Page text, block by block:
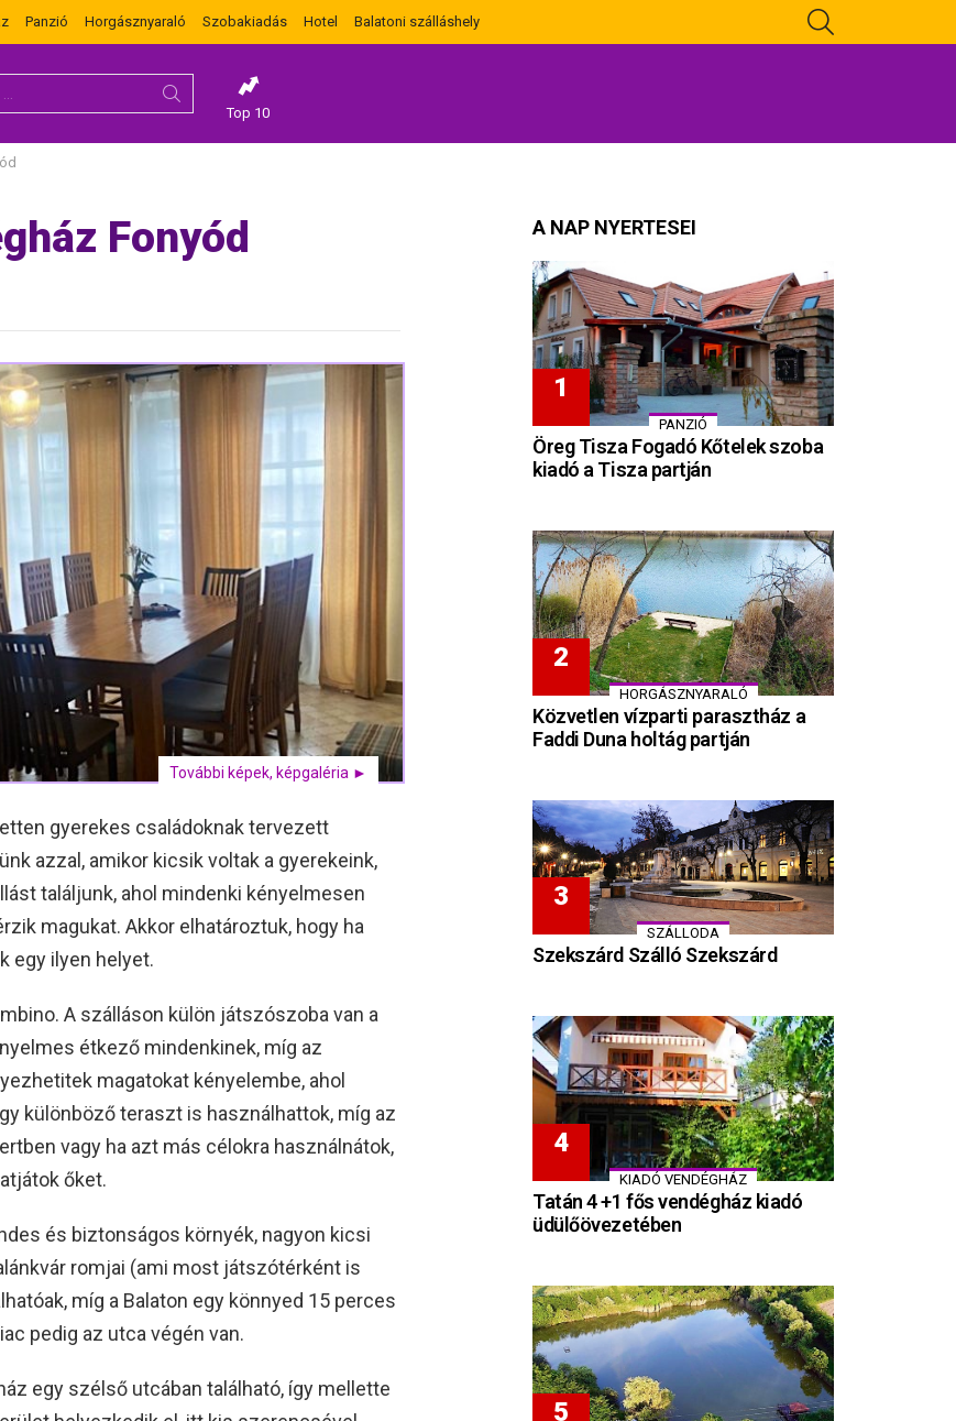
Panzió Horgásznyaraló Szobakiadás Hotel Balatoni szálláshely
Top 10
Fonyód
További képek, képgaléria ►
gyerekes családoknak tervezett
azzal, amikor kicsik voltak a gyerekeink,
találjunk, ahol mindenki kényelmesen
magukat. Akkor elhatároztuk, hogy ha
egy ilyen helyet.
A szálláson külön játszószoba van a
étkező mindenkinek, míg az
magatokat kényelembe, ahol
különböző teraszt is használhattok, míg az
vagy ha azt más célokra használnátok,
őket.
és biztonságos környék, nagyon kicsi
romjai (ami most játszótérként is
míg a Balaton egy könnyed 15 perces
pedig az utca végén van.
egy szélső utcában található, így mellette
A NAP NYERTESEI
PANZIÓ
Öreg Tisza Fogadó Kőtelek szoba
kiadó a Tisza partján
HORGÁSZNYARALÓ
Közvetlen vízparti parasztház a
Faddi Duna holtág partján
SZÁLLODA
Szekszárd Szálló Szekszárd
KIADÓ VENDÉGHÁZ
Tatán 4 +1 fős vendégház kiadó
üdülőövezetében